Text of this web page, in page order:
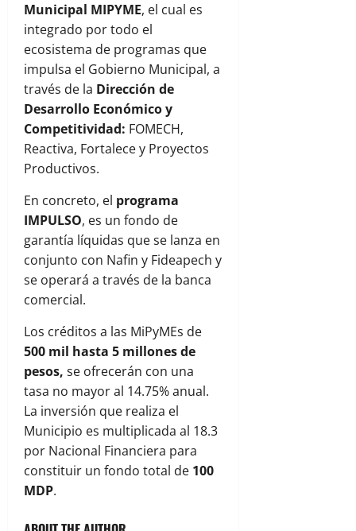
Municipal MIPYME, el cual es
integrado por todo el
ecosistema de programas que
impulsa el Gobierno Municipal, a
través de la Dirección de
Desarrollo Económico y
Competitividad: FOMECH,
Reactiva, Fortalece y Proyectos
Productivos.
En concreto, el programa
IMPULSO, es un fondo de
garantía líquidas que se lanza en
conjunto con Nafin y Fideapech y
se operará a través de la banca
comercial.
Los créditos a las MiPyMEs de
500 mil hasta 5 millones de
pesos, se ofrecerán con una
tasa no mayor al 14.75% anual.
La inversión que realiza el
Municipio es multiplicada al 18.3
por Nacional Financiera para
constituir un fondo total de 100
MDP.